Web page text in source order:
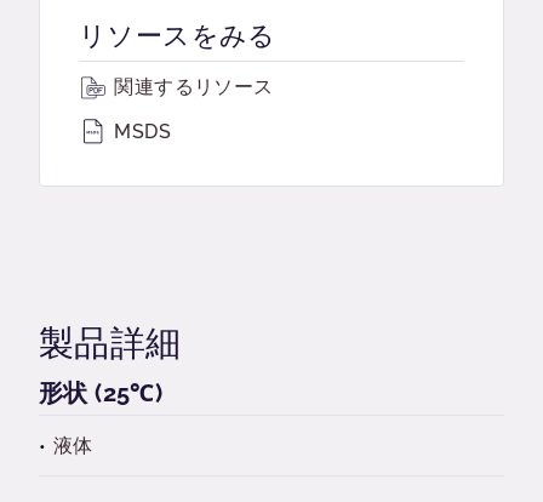
リソースをみる
関連するリソース
MSDS
製品詳細
形状 (25℃)
液体